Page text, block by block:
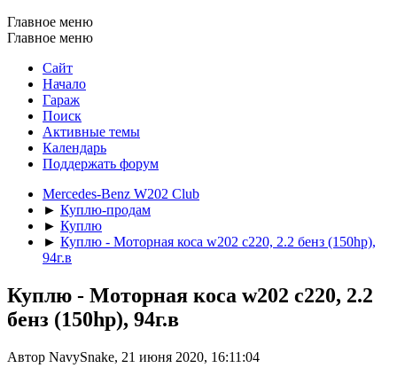
Главное меню
Главное меню
Сайт
Начало
Гараж
Поиск
Активные темы
Календарь
Поддержать форум
Mercedes-Benz W202 Club
► Куплю-продам
► Куплю
► Куплю - Моторная коса w202 c220, 2.2 бенз (150hp),
94г.в
Куплю - Моторная коса w202 c220, 2.2
бенз (150hp), 94г.в
Автор NavySnake, 21 июня 2020, 16:11:04